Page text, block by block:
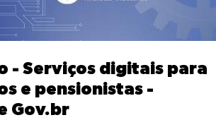
- Serviços digitais para
e pensionistas -
Gov.br